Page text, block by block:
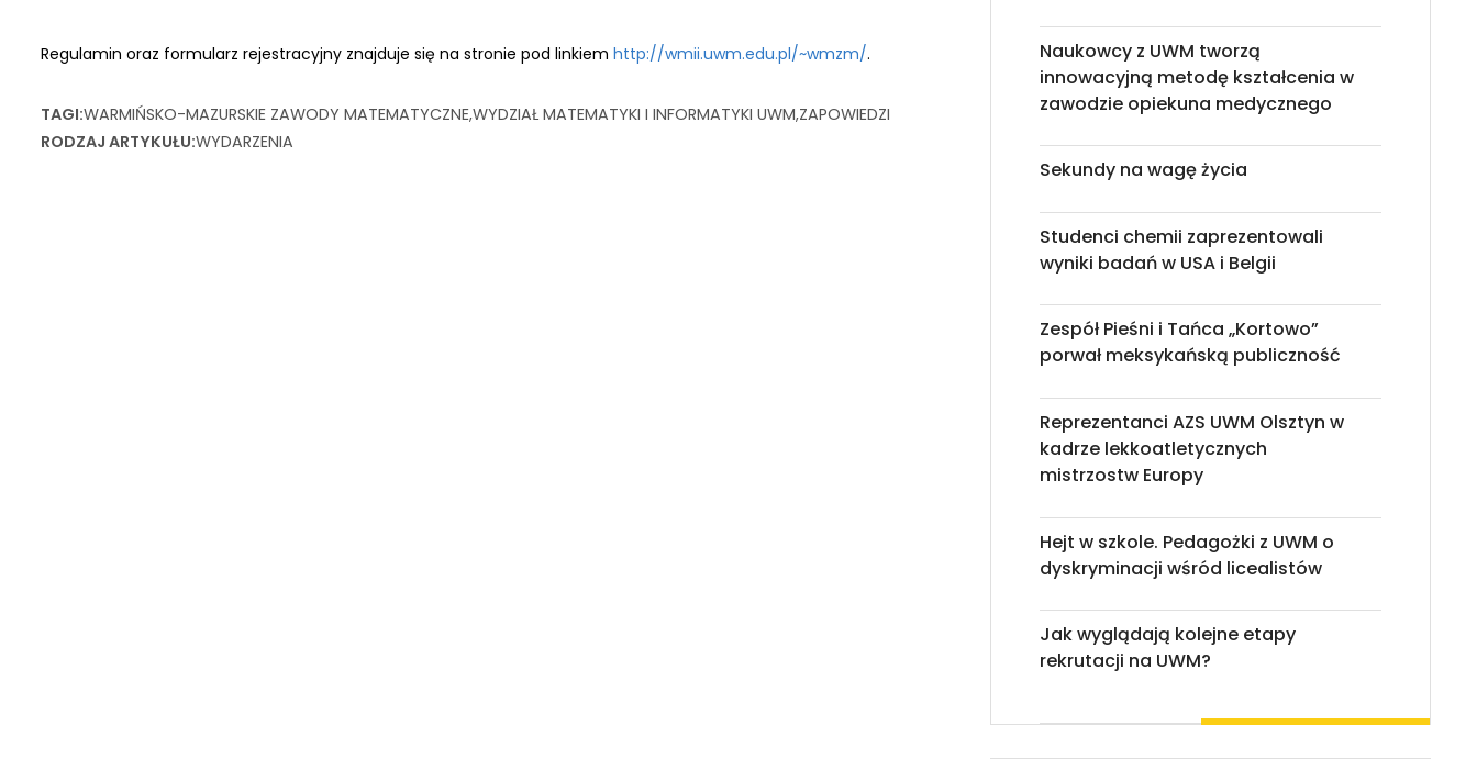
Regulamin oraz formularz rejestracyjny znajduje się na stronie pod linkiem http://wmii.uwm.edu.pl/~wmzm/.
TAGI WARMIŃSKO-MAZURSKIE ZAWODY MATEMATYCZNEWYDZIAŁ MATEMATYKI I INFORMATYKI UWMZAPOWIEDZI
RODZAJ ARTYKUŁU WYDARZENIA
Naukowcy z UWM tworzą
innowacyjną metodę kształcenia w
zawodzie opiekuna medycznego
Sekundy na wagę życia
Studenci chemii zaprezentowali
wyniki badań w USA i Belgii
Zespół Pieśni i Tańca „Kortowo”
porwał meksykańską publiczność
Reprezentanci AZS UWM Olsztyn w
kadrze lekkoatletycznych
mistrzostw Europy
Hejt w szkole. Pedagożki z UWM o
dyskryminacji wśród licealistów
Jak wyglądają kolejne etapy
rekrutacji na UWM?